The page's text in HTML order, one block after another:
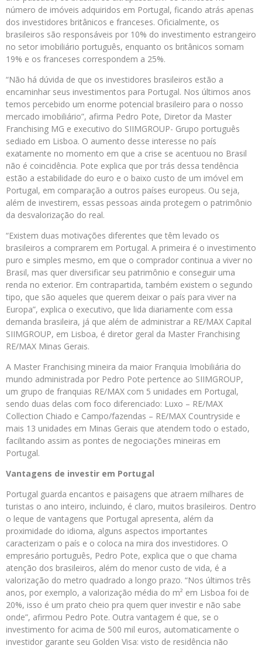
número de imóveis adquiridos em Portugal, ficando atrás apenas
dos investidores britânicos e franceses. Oficialmente, os
brasileiros são responsáveis por 10% do investimento estrangeiro
no setor imobiliário português, enquanto os britânicos somam
19% e os franceses correspondem a 25%.
“Não há dúvida de que os investidores brasileiros estão a
encaminhar seus investimentos para Portugal. Nos últimos anos
temos percebido um enorme potencial brasileiro para o nosso
mercado imobiliário”, afirma Pedro Pote, Diretor da Master
Franchising MG e executivo do SIIMGROUP- Grupo português
sediado em Lisboa. O aumento desse interesse no país
exatamente no momento em que a crise se acentuou no Brasil
não é coincidência. Pote explica que por trás dessa tendência
estão a estabilidade do euro e o baixo custo de um imóvel em
Portugal, em comparação a outros países europeus. Ou seja,
além de investirem, essas pessoas ainda protegem o patrimônio
da desvalorização do real.
“Existem duas motivações diferentes que têm levado os
brasileiros a comprarem em Portugal. A primeira é o investimento
puro e simples mesmo, em que o comprador continua a viver no
Brasil, mas quer diversificar seu patrimônio e conseguir uma
renda no exterior. Em contrapartida, também existem o segundo
tipo, que são aqueles que querem deixar o país para viver na
Europa”, explica o executivo, que lida diariamente com essa
demanda brasileira, já que além de administrar a RE/MAX Capital
SIIMGROUP, em Lisboa, é diretor geral da Master Franchising
RE/MAX Minas Gerais.
A Master Franchising mineira da maior Franquia Imobiliária do
mundo administrada por Pedro Pote pertence ao SIIMGROUP,
um grupo de franquias RE/MAX com 5 unidades em Portugal,
sendo duas delas com foco diferenciado: Luxo – RE/MAX
Collection Chiado e Campo/fazendas – RE/MAX Countryside e
mais 13 unidades em Minas Gerais que atendem todo o estado,
facilitando assim as pontes de negociações mineiras em
Portugal.
Vantagens de investir em Portugal
Portugal guarda encantos e paisagens que atraem milhares de
turistas o ano inteiro, incluindo, é claro, muitos brasileiros. Dentro
o leque de vantagens que Portugal apresenta, além da
proximidade do idioma, alguns aspectos importantes
caracterizam o país e o coloca na mira dos investidores. O
empresário português, Pedro Pote, explica que o que chama
atenção dos brasileiros, além do menor custo de vida, é a
valorização do metro quadrado a longo prazo. “Nos últimos três
anos, por exemplo, a valorização média do m² em Lisboa foi de
20%, isso é um prato cheio pra quem quer investir e não sabe
onde”, afirmou Pedro Pote. Outra vantagem é que, se o
investimento for acima de 500 mil euros, automaticamente o
investidor garante seu Golden Visa: visto de residência não